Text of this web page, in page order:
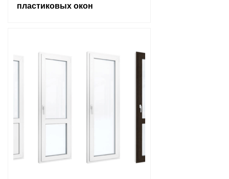
пластиковых окон